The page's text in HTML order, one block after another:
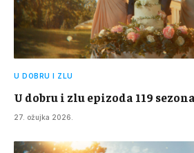
U DOBRU I ZLU
U dobru i zlu epizoda 119
27. ožujka 2026.